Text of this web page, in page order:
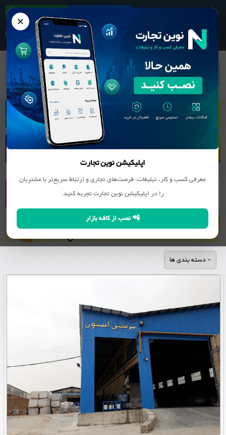
✕
اپلیکیشن نوین تجارت
معرفی کسب و کار، تبلیغات، فرصت‌های تجاری و ارتباط سریع‌تر با مشتریان
را در اپلیکیشن نوین تجارت تجربه کنید.
📲 نصب از کافه بازار
دانلود اپلیکیشن
بانک مشاغل کانی غیر فلزی (سنگ, سیمان و ...) سنگ
ساختمانی و تزئینی
- دسته بندی ها